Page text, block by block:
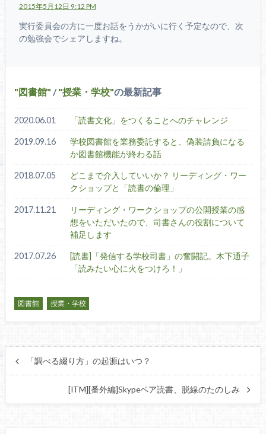
2015年5月12日 9:12 PM
実行委員会の方に一度お話をうかがいに行く予定なので、次
の勉強会でシェアしますね。
図書館 / 授業・学校 の最新記事
2020.06.01 「読書文化」をつくることへのチャレンジ
2019.09.16
学校図書館を業務委託すると、偽装請負になる
か図書館機能が終わる話
2018.07.05
どこまで介入していいか？ リーディング・ワー
クショップと「読書の倫理」
2017.11.21
リーディング・ワークショップの公開授業の感
想をいただいたので、司書さんの役割について
補足します
2017.07.26
[読書]「発信する学校司書」の奮闘記。木下通子
「読みたい心に火をつけろ！」
図書館 授業・学校
「調べる綴り方」の起源はいつ？
[ITM][番外編]Skypeペア読書、脱線のたのしみ